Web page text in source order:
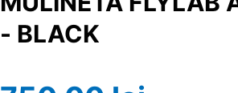
- BLACK